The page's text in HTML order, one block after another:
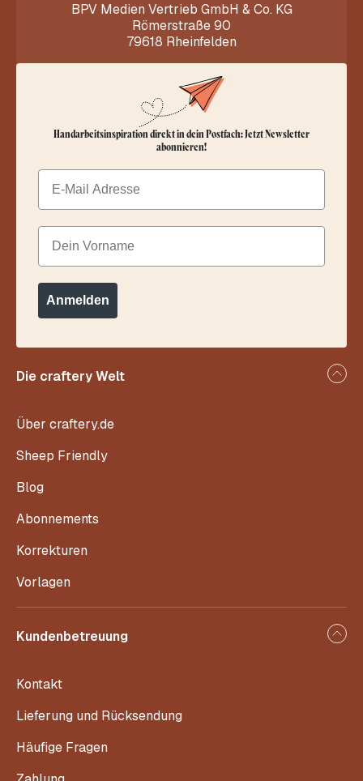
BPV Medien Vertrieb GmbH & Co. KG
Römerstraße 90
79618 Rheinfelden
Die craftery Welt
Über craftery.de
Sheep Friendly
Blog
Abonnements
Korrekturen
Vorlagen
Kundenbetreuung
Kontakt
Lieferung und Rücksendung
Häufige Fragen
Handarbeitsinspiration direkt in dein Postfach: Jetzt Newsletter
abonnieren!
Email
Dein Vorname
Anmelden